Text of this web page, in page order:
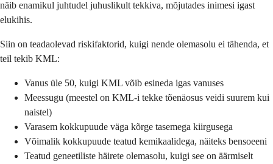
näib enamikul juhtudel juhuslikult tekkiva, mõjutades inimesi igast
elukihis.
Siin on teadaolevad riskifaktorid, kuigi nende olemasolu ei tähenda, et
teil tekib KML:
Vanus üle 50, kuigi KML võib esineda igas vanuses
Meessugu (meestel on KML-i tekke tõenäosus veidi suurem kui
naistel)
Varasem kokkupuude väga kõrge tasemega kiirgusega
Võimalik kokkupuude teatud kemikaalidega, näiteks bensoeeni
Teatud geneetiliste häirete olemasolu, kuigi see on äärmiselt